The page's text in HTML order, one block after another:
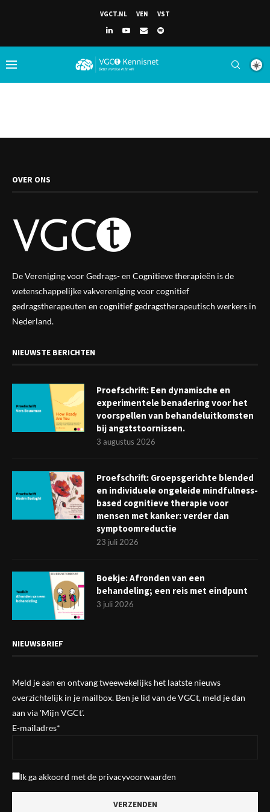
VGCT.NL VEN VST
OVER ONS
De Vereniging voor Gedrags- en Cognitieve therapieën is de
wetenschappelijke vakverenigingvoor cognitief
gedragstherapeuten en cognitief gedragstherapeutisch werkers in
Nederland.
NIEUWSTE BERICHTEN
Proefschrift: Een dynamische en
experimentele benadering voor het
voorspellen van behandeluitkomsten
bij angststoornissen.
3 augustus 2026
Proefschrift: Groepsgerichte blended
en individuele ongeleide mindfulness-
based cognitieve therapie voor
mensen met kanker: verder dan
symptoomreductie
23 juli 2026
Boekje: Afronden van een
behandeling; een reis met eindpunt
3 juli 2026
NIEUWSBRIEF
Meld je aan en ontvang tweewekelijks het laatste nieuws
overzichtelijk in je mailbox. Ben je lid van de VGCt, meld je dan
aan via 'Mijn VGCt'.
E-mailadres*
Ik ga akkoord met de privacyvoorwaarden